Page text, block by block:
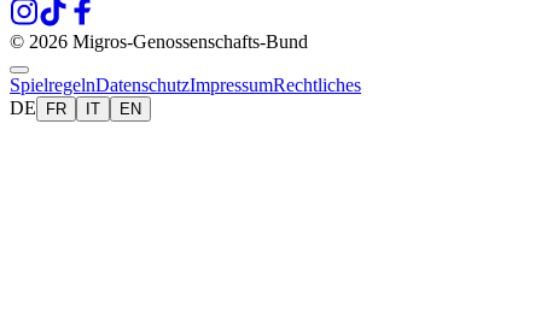
© 2026 Migros-Genossenschafts-Bund
SpielregelnDatenschutzImpressumRechtliches
DE
FR IT EN